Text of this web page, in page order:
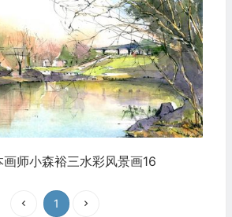
画师小森裕三水彩风景画16
1